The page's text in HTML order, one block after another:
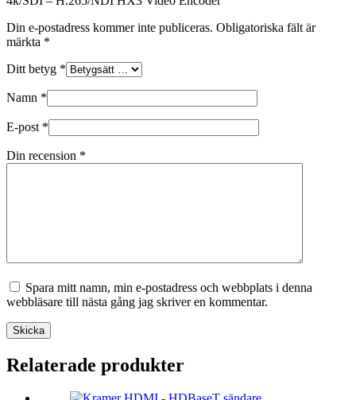
Din e-postadress kommer inte publiceras. Obligatoriska fält är
märkta *
Ditt betyg *
Namn *
E-post *
Din recension *
Spara mitt namn, min e-postadress och webbplats i denna
webbläsare till nästa gång jag skriver en kommentar.
Skicka
Relaterade produkter